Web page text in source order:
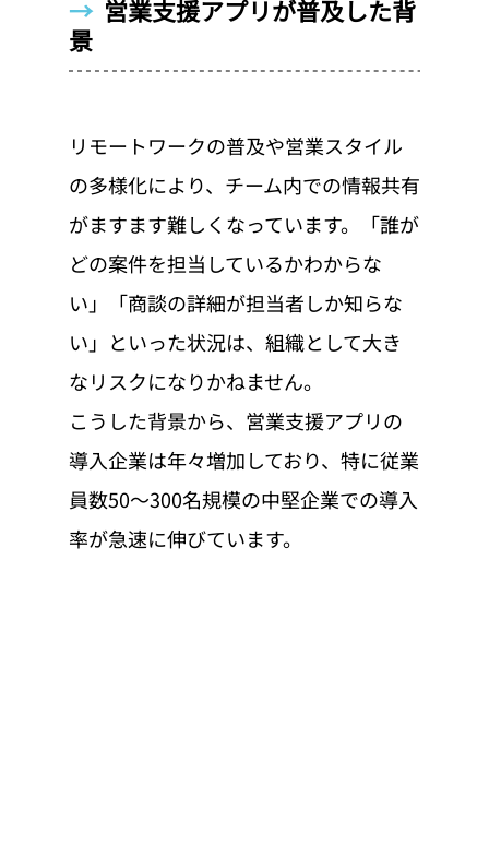
→ 営業支援アプリが普及した背
景
リモートワークの普及や営業スタイル
の多様化により、チーム内での情報共有
がますます難しくなっています。「誰が
どの案件を担当しているかわからな
い」「商談の詳細が担当者しか知らな
い」といった状況は、組織として大き
なリスクになりかねません。
こうした背景から、営業支援アプリの
導入企業は年々増加しており、特に従業
員数50〜300名規模の中堅企業での導入
率が急速に伸びています。